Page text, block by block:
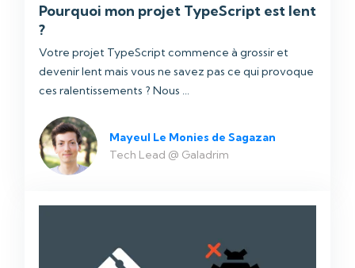
Pourquoi mon projet TypeScript est lent
?
Votre projet TypeScript commence à grossir et
devenir lent mais vous ne savez pas ce qui provoque
ces ralentissements ? Nous ...
Mayeul Le Monies de Sagazan
Tech Lead @ Galadrim